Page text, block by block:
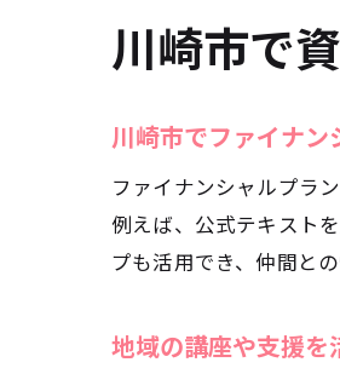
川崎市で
川崎市でファイナ
ファイナンシャルプラ
例えば、公式テキスト
プも活用でき、仲間と
地域の講座や支援を